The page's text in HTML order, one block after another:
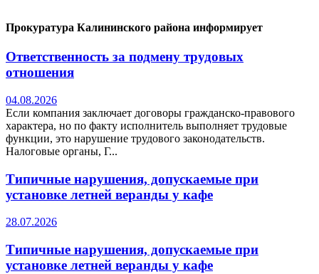
Прокуратура Калининского района информирует
Ответственность за подмену трудовых
отношения
04.08.2026
Если компания заключает договоры гражданско-правового
характера, но по факту исполнитель выполняет трудовые
функции, это нарушение трудового законодательств.
Налоговые органы, Г...
Типичные нарушения, допускаемые при
установке летней веранды у кафе
28.07.2026
Типичные нарушения, допускаемые при
установке летней веранды у кафе